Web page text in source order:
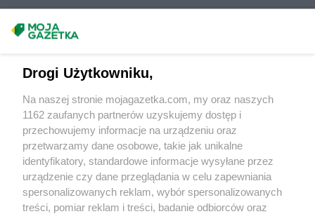
Masz sugestie lub pytania?
Współpraca z nami
Zobacz szczegóły
Retail Radar – analiza rynku
Wasze ulubione produkty
Regulamin serwisu i polityka prywatności
Drogi Użytkowniku,
Na naszej stronie mojagazetka.com, my oraz naszych
1162 zaufanych partnerów uzyskujemy dostęp i
przechowujemy informacje na urządzeniu oraz
przetwarzamy dane osobowe, takie jak unikalne
identyfikatory, standardowe informacje wysyłane przez
urządzenie czy dane przeglądania w celu zapewniania
spersonalizowanych reklam, wybór spersonalizowanych
treści, pomiar reklam i treści, badanie odbiorców oraz